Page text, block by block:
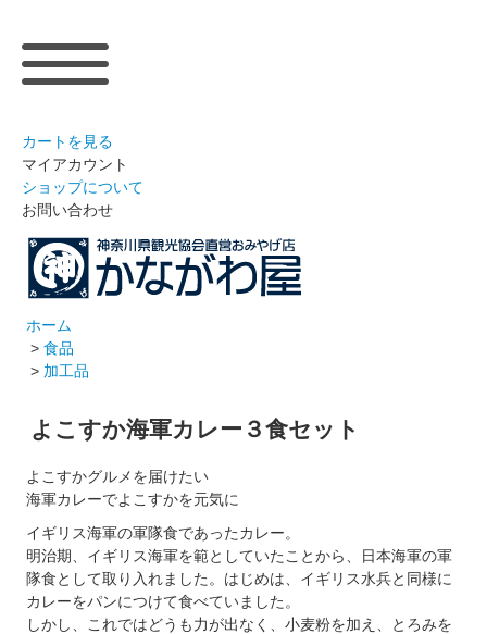
カートを見る
マイアカウント
ショップについて
お問い合わせ
ホーム
>食品
> 加工品
よこすか海軍カレー３食セット
よこすかグルメを届けたい
海軍カレーでよこすかを元気に
イギリス海軍の軍隊食であったカレー。
明治期、イギリス海軍を範としていたことから、日本海軍の軍
隊食として取り入れました。はじめは、イギリス水兵と同様に
カレーをパンにつけて食べていました。
しかし、これではどうも力が出なく、小麦粉を加え、とろみを